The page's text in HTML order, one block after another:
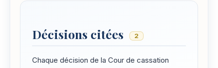
Décisions citées 2
Chaque décision de la Cour de cassation